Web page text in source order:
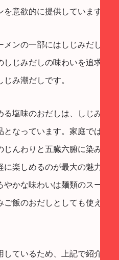
意欲的に提供しています。
ンの一部にはしじみだしが
じみだしの味わいを追求し
み潮だしです。
塩味のおだしは、しじみの
なっています。家庭ではな
んわりと五臓六腑に染み渡
楽しめるのが最大の魅力で
かな味わいは麺類のスープ
飯のおだしとしても使えま
ているため、上記で紹介し